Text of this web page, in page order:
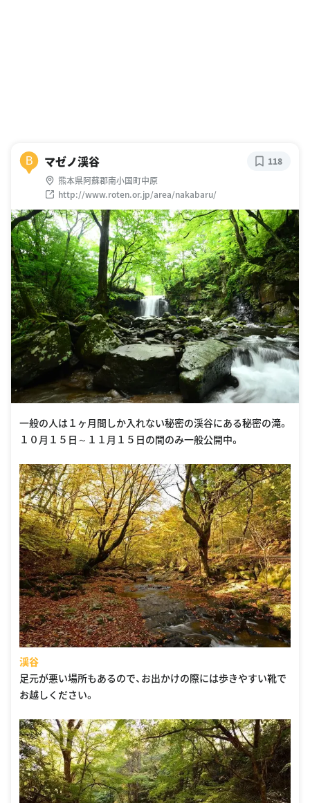
B マゼノ渓谷
熊本県阿蘇郡南小国町中原
http://www.roten.or.jp/area/nakabaru/
118
一般の人は１ヶ月間しか入れない秘密の渓谷にある秘密の滝。
１０月１５日～１１月１５日の間のみ一般公開中。
渓谷
足元が悪い場所もあるので、お出かけの際には歩きやすい靴で
お越しください。